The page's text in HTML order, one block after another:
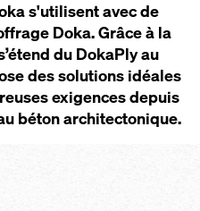
s'utilisent avec de
Doka. Grâce à la
du DokaPly au
des solutions idéales
exigences depuis
béton architectonique.